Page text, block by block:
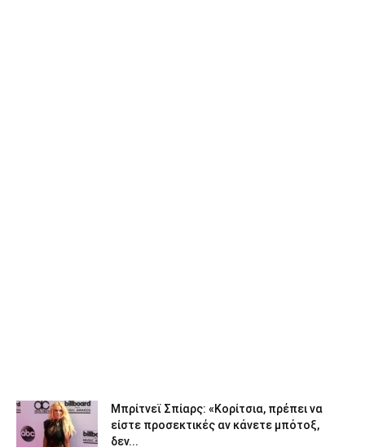
Μπρίτνεϊ Σπίαρς: «Κορίτσια, πρέπει να
είστε προσεκτικές αν κάνετε μπότοξ,
δεν...